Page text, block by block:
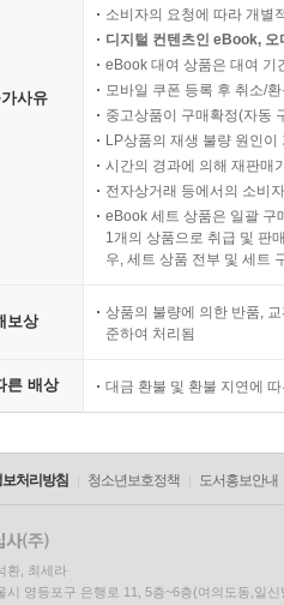
사유
소비자의 요청에 따라 개별
디지털 컨텐츠인 eBook,
eBook 대여 상품은 대여 기
모바일 쿠폰 등록 후 취소/
중고상품이 구매확정(자동
LP상품의 재생 불량 원인
시간의 경과에 의해 재판매
전자상거래 등에서의 소비
eBook 세트 상품은 일괄 구
1개의 상품으로 취급 및 판
우, 세트 상품 전부 및 세트
보상
상품의 불량에 의한 반품,
준하여 처리됨
른 배상 대금 환불 및 환불 지연에
처리방침 청소년보호정책 도서홍보안내
환, 최세라
시 영등포구 은행로 11, 5층~6층(여의도동,일신